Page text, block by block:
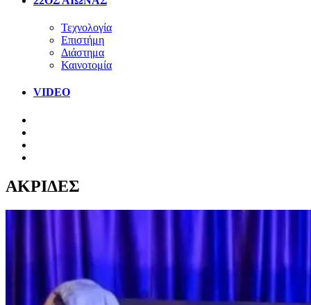
Τεχνολογία
Επιστήμη
Διάστημα
Καινοτομία
VIDEO
ΑΚΡΙΔΕΣ